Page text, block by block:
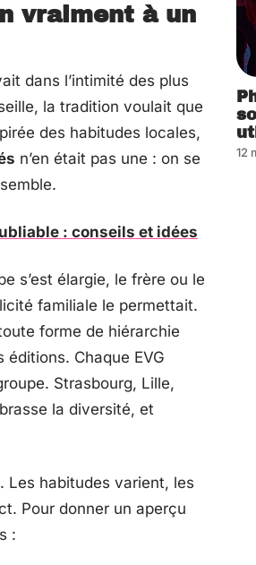
vraiment à un
dans l’intimité des plus
la tradition voulait que
des habitudes locales,
n’en était pas une : on se
: conseils et idées
s’est élargie, le frère ou le
familiale le permettait.
forme de hiérarchie
Chaque EVG
Strasbourg, Lille,
la diversité, et
Les habitudes varient, les
Pour donner un aperçu
:
12